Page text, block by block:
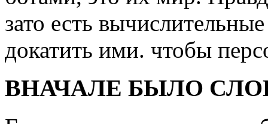
зато есть
докатить ими. чтобы
ВНАЧАЛЕ БЫЛО